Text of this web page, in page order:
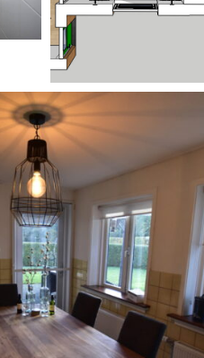
woonkeuken
HOLIDAYHOUSE